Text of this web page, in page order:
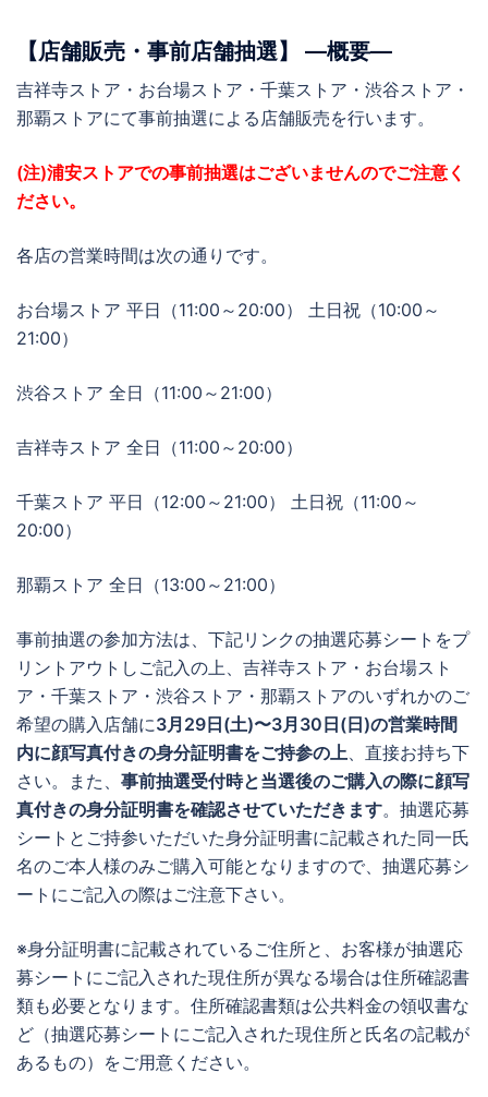
【店舗販売・事前店舗抽選】 ―概要―
吉祥寺ストア・お台場ストア・千葉ストア・渋谷ストア・
那覇ストアにて事前抽選による店舗販売を行います。
(注)浦安ストアでの事前抽選はございませんのでご注意く
ださい。
各店の営業時間は次の通りです。
お台場ストア 平日（11:00～20:00） 土日祝（10:00～
21:00）
渋谷ストア 全日（11:00～21:00）
吉祥寺ストア 全日（11:00～20:00）
千葉ストア 平日（12:00～21:00） 土日祝（11:00～
20:00）
那覇ストア 全日（13:00～21:00）
事前抽選の参加方法は、下記リンクの抽選応募シートをプ
リントアウトしご記入の上、吉祥寺ストア・お台場スト
ア・千葉ストア・渋谷ストア・那覇ストアのいずれかのご
希望の購入店舗に3月29日(土)〜3月30日(日)の営業時間
内に顔写真付きの身分証明書をご持参の上 、直接お持ち下
さい。また、 事前抽選受付時と当選後のご購入の際に顔写
真付きの身分証明書を確認させていただきます。抽選応募
シートとご持参いただいた身分証明書に記載された同一氏
名のご本人様のみご購入可能となりますので、抽選応募シ
ートにご記入の際はご注意下さい。
※身分証明書に記載されているご住所と、お客様が抽選応
募シートにご記入された現住所が異なる場合は住所確認書
類も必要となります。住所確認書類は公共料金の領収書な
ど（抽選応募シートにご記入された現住所と氏名の記載が
あるもの）をご用意ください。